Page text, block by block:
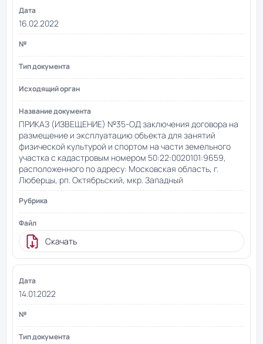
16.02.2022
ПРИКАЗ (ИЗВЕЩЕНИЕ) №35-ОД заключения договора на
размещение и эксплуатацию объекта для занятий
физической культурой и спортом на части земельного
участка с кадастровым номером 50:22:0020101:9659,
расположенного по адресу: Московская область, г.
Люберцы, рп. Октябрьский, мкр. Западный
Скачать
14.01.2022